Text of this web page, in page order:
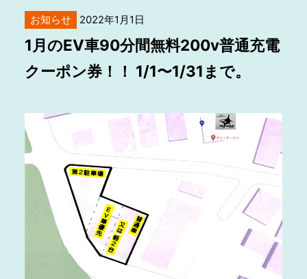
お知らせ 2022年1月1日
1月のEV車90分間無料200v普通充電
クーポン券！！ 1/1〜1/31まで。